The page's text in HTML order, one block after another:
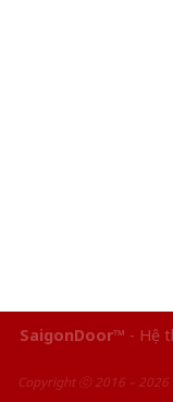
SaigonDoor™ - Hệ
Copyright ⓒ 2016 – 2026